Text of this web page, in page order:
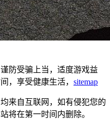
防受骗上当，适度游戏益
，享受健康生活， sitemap
来自互联网，如有侵犯您的
将在第一时间内删除。